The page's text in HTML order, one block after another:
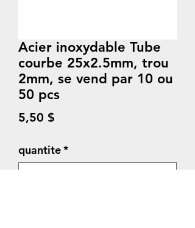
Acier inoxydable Tube
courbe 25x2.5mm, trou
2mm, se vend par 10 ou
50 pcs
5,50 $
quantite*